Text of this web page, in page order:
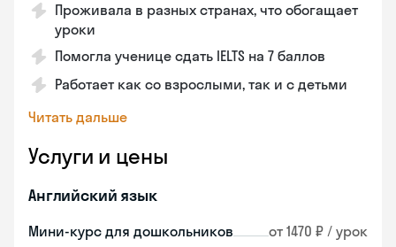
Проживала в разных странах, что обогащает
уроки
Помогла ученице сдать IELTS на 7 баллов
Работает как со взрослыми, так и с детьми
Читать дальше
Услуги и цены
Английский язык
Мини-курс для дошкольников от 1470 ₽ / урок